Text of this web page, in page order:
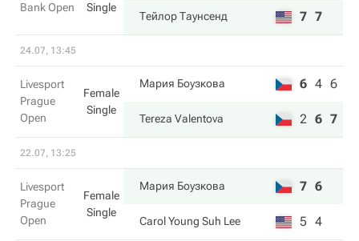
Bank Open
Single
Тейлор Таунсенд 7 7
24.07, 13:45
Livesport
Prague
Open
Female
Single
Мария Боузкова 6 4 6
Tereza Valentova 2 6 7
22.07, 13:25
Livesport
Prague
Open
Female
Single
Мария Боузкова 7 6
Carol Young Suh Lee 5 4